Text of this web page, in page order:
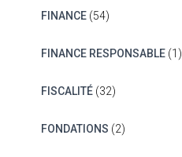
FINANCE(54)
FINANCE RESPONSABLE(1)
FISCALITÉ(32)
FONDATIONS (2)